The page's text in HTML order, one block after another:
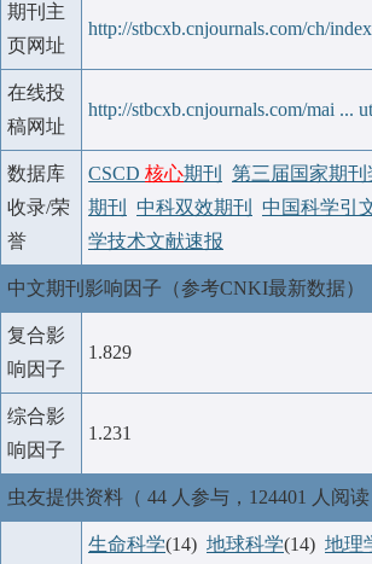
期刊主
页网址
http://stbcxb.cnjournals.com/ch/
在线投
稿网址
http://stbcxb.cnjournals.com/mai ...
数据库
收录/荣
誉
CSCD 核心期刊 第三届国家期刊
期刊
中科双效期刊 中国科学引
学技术文献速报
中文期刊影响因子（参考CNKI最新数据）
复合影
响因子
1.829
综合影
响因子
1.231
虫友提供资料（ 44 人参与，124401 人阅读
生命科学(14) 地球科学(14) 地理